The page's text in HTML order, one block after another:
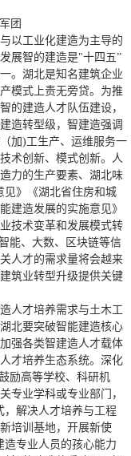
团
以工业化建造为主导的
展智的建造是"十四五”
。湖北是知名建筑企业
模式上责无旁贷。为推
的建造人才队伍建设，
造转型级，智建造强调
加)工生产、运维服务一
术创新、模式创新。人
力的生产要素、湖北味
见》《湖北省住房和城
建造发展的实施意见》
技术变革和发展模式转
能、大数、区块链等信
人才的需求量将会越来
筑业转型升级提供关键
人才培养需求与土木工
北要突破智能建造核心
强各类智建造人才载体
才培养生态系统。深化
励高等学校、科研机
专业学科或专业部门，
，解决人才培养与工程
培训基地，开展新使
造专业人员的孩心能力